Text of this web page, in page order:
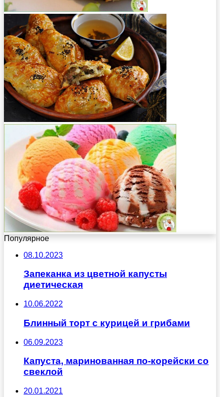
Популярное
08.10.2023
Запеканка из цветной капусты
диетическая
10.06.2022
Блинный торт с курицей и грибами
06.09.2023
Капуста, маринованная по-корейски со
свеклой
20.01.2021